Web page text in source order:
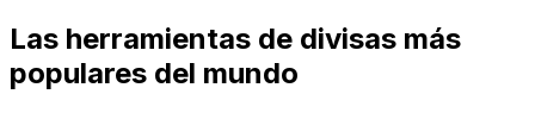
Las herramientas de divisas más
populares del mundo